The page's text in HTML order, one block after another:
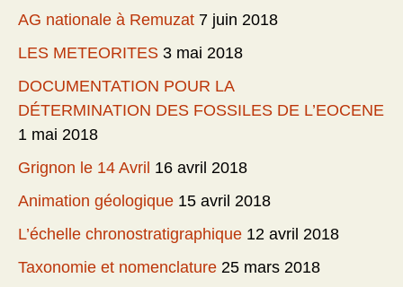
AG nationale à Remuzat 7 juin 2018
LES METEORITES 3 mai 2018
DOCUMENTATION POUR LA
DÉTERMINATION DES FOSSILES DE L’EOCENE
1 mai 2018
Grignon le 14 Avril 16 avril 2018
Animation géologique 15 avril 2018
L’échelle chronostratigraphique 12 avril 2018
Taxonomie et nomenclature 25 mars 2018